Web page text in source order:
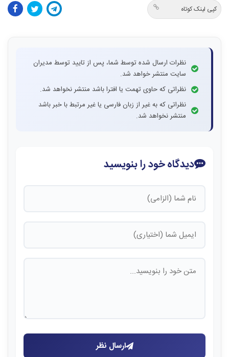
کپی لینک کوتاه
نظرات ارسال شده توسط شما، پس از تایید توسط مدیران
سایت منتشر خواهد شد.
نظراتی که حاوی تهمت یا افترا باشد منتشر نخواهد شد.
نظراتی که به غیر از زبان فارسی یا غیر مرتبط با خبر باشد
منتشر نخواهد شد.
دیدگاه خود را بنویسید
ارسال نظر